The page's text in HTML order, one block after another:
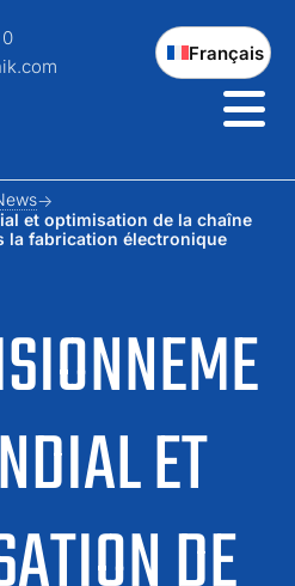
Français
ET
et optimisation de la chaîne
la fabrication électronique